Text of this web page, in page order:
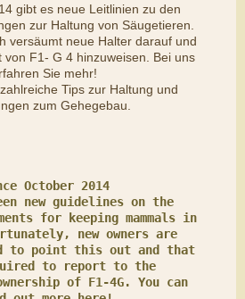
gibt es neue Leitlinien zu den
zur Haltung von Säugetieren.
versäumt neue Halter darauf und
von F1- G 4 hinzuweisen. Bei uns
Sie mehr!
Tips zur Haltung und
zum Gehegebau.
October 2014
new guidelines on the
for keeping mammals in
new owners are
to point this out and that
to report to the
of F1-4G. You can